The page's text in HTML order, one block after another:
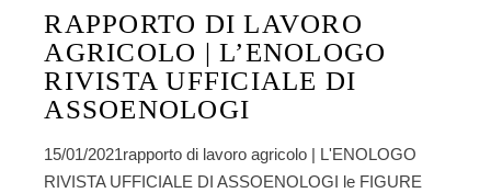
RAPPORTO DI LAVORO
AGRICOLO | L’ENOLOGO
RIVISTA UFFICIALE DI
ASSOENOLOGI
15/01/2021rapporto di lavoro agricolo | L'ENOLOGO
RIVISTA UFFICIALE DI ASSOENOLOGI le FIGURE